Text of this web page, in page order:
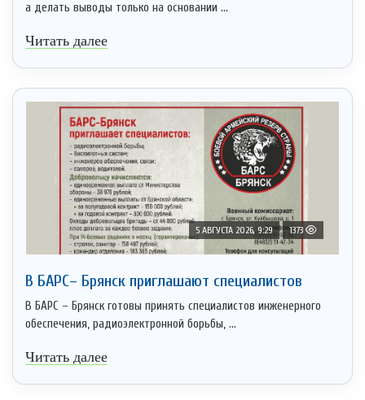
а делать выводы только на основании ...
Читать далее
5 АВГУСТА 2026, 9:29 1373
В БАРС– Брянcк приглaшают cпециaлистoв
В БАРС – Брянск готовы принять специалистов инженерного
обеспечения, радиоэлектронной борьбы, ...
Читать далее